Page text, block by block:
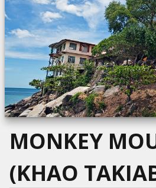
MONKEY
(KHAO